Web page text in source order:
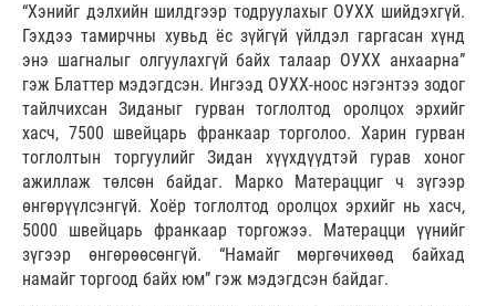
“Хэнийг дэлхийн шилдгээр тодруулахыг ОУХХ шийдэхгүй.
Гэхдээ тамирчны хувьд ёс зүйгүй үйлдэл гаргасан хүнд
энэ шагналыг олгуулахгүй байх талаар ОУХХ анхаарна”
гэж Блаттер мэдэгдсэн. Ингээд ОУХХ-ноос нэгэнтээ зодог
тайлчихсан Зиданыг гурван тоглолтод оролцох эрхийг
хасч, 7500 швейцарь франкаар торголоо. Харин гурван
тоглолтын торгуулийг Зидан хүүхдүүдтэй гурав хоног
ажиллаж төлсөн байдаг. Марко Матерацциг ч зүгээр
өнгөрүүлсэнгүй. Хоёр тоглолтод оролцох эрхийг нь хасч,
5000 швейцарь франкаар торгожээ. Матерацци үүнийг
зүгээр өнгөрөөсөнгүй. “Намайг мөргөчихөөд байхад
намайг торгоод байх юм” гэж мэдэгдсэн байдаг.